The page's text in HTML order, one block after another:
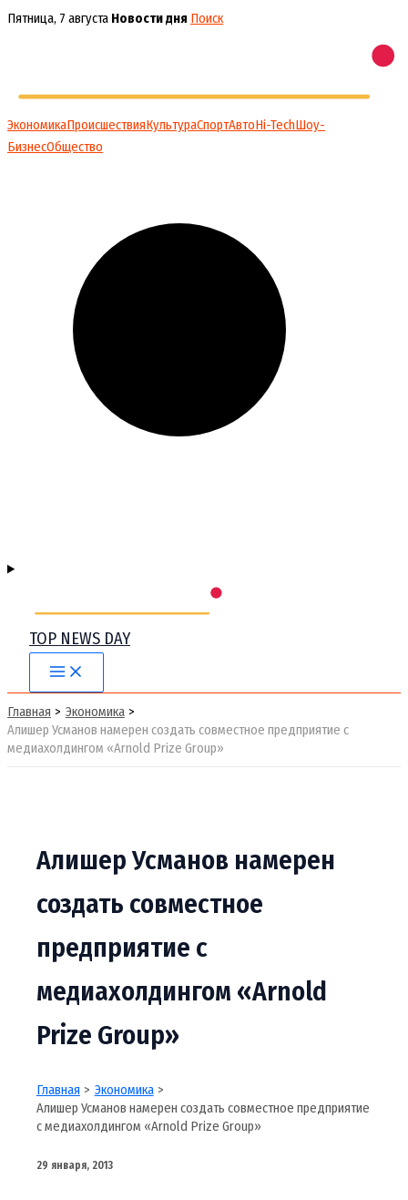
Перейти
Пятница, 7 августа Новости дня Поиск
ЭкономикаПроисшествияКультураСпортАвтоHi-TechШоу-
БизнесОбщество
TOP NEWS DAY
Main
Menu
Главная
Экономика
Алишер Усманов намерен создать совместное предприятие с
медиахолдингом «Arnold Prize Group»
Алишер Усманов намерен
создать совместное
предприятие с
медиахолдингом «Arnold
Prize Group»
Главная
Экономика
Алишер Усманов намерен создать совместное предприятие
с медиахолдингом «Arnold Prize Group»
29 января, 2013